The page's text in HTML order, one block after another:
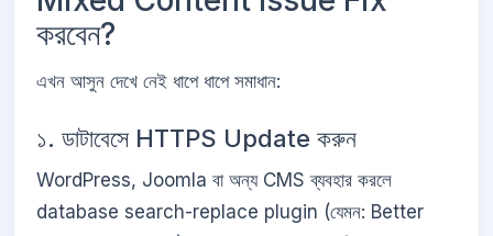
করবেন?
এখন আসুন দেখে নেই ধাপে ধাপে সমাধান:
১. ডাটাবেসে HTTPS Update করুন
WordPress, Joomla বা অন্য CMS ব্যবহার করলে
database search-replace plugin (যেমন: Better